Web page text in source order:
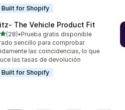
Built for Shopify
The Vehicle Product Fit
de 5 estrellas
(28) en total
•Prueba gratis disponible
sencillo para comprobar
las coincidencias, lo que
las tasas de devolución
Built for Shopify